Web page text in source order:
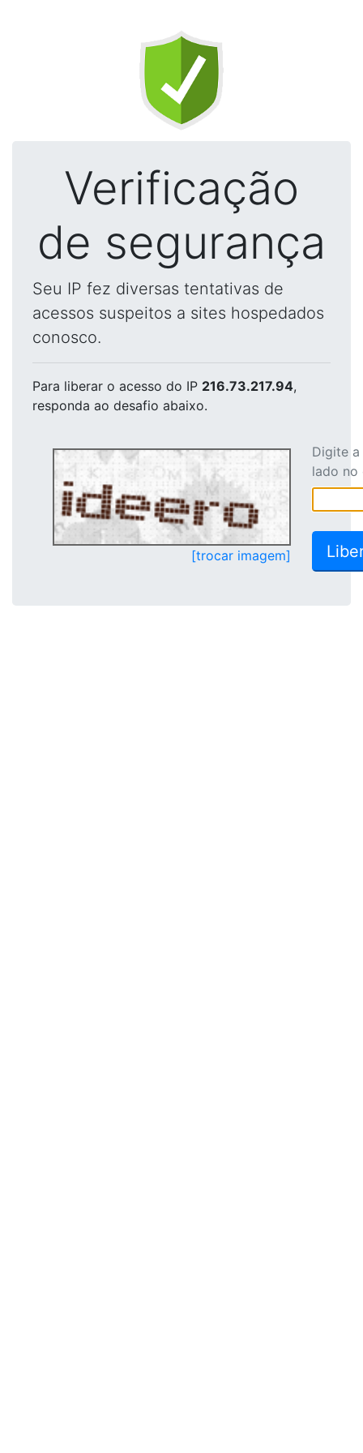
Verificação
de segurança
Seu IP fez diversas tentativas de
acessos suspeitos a sites hospedados
conosco.
Para liberar o acesso do IP 216.73.217.94,
responda ao desafio abaixo.
[trocar imagem]
Digite
lado no